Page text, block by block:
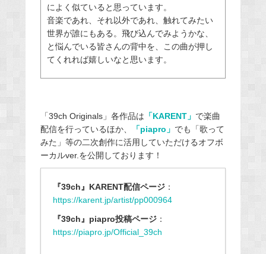
によく似ていると思っています。
音楽であれ、それ以外であれ、触れてみたい
世界が誰にもある。飛び込んでみようかな、
と悩んでいる皆さんの背中を、この曲が押し
てくれれば嬉しいなと思います。
「39ch Originals」各作品は 「KARENT」 で楽曲
配信を行っているほか、
「piapro」 でも「歌って
みた」等の二次創作に活用していただけるオフボ
ーカルver.を公開しております！
『39ch』KARENT配信ページ：
https://karent.jp/artist/pp000964
『39ch』piapro投稿ページ：
https://piapro.jp/Official_39ch